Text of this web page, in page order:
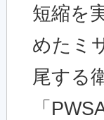
短縮を
めたミ
尾する
「